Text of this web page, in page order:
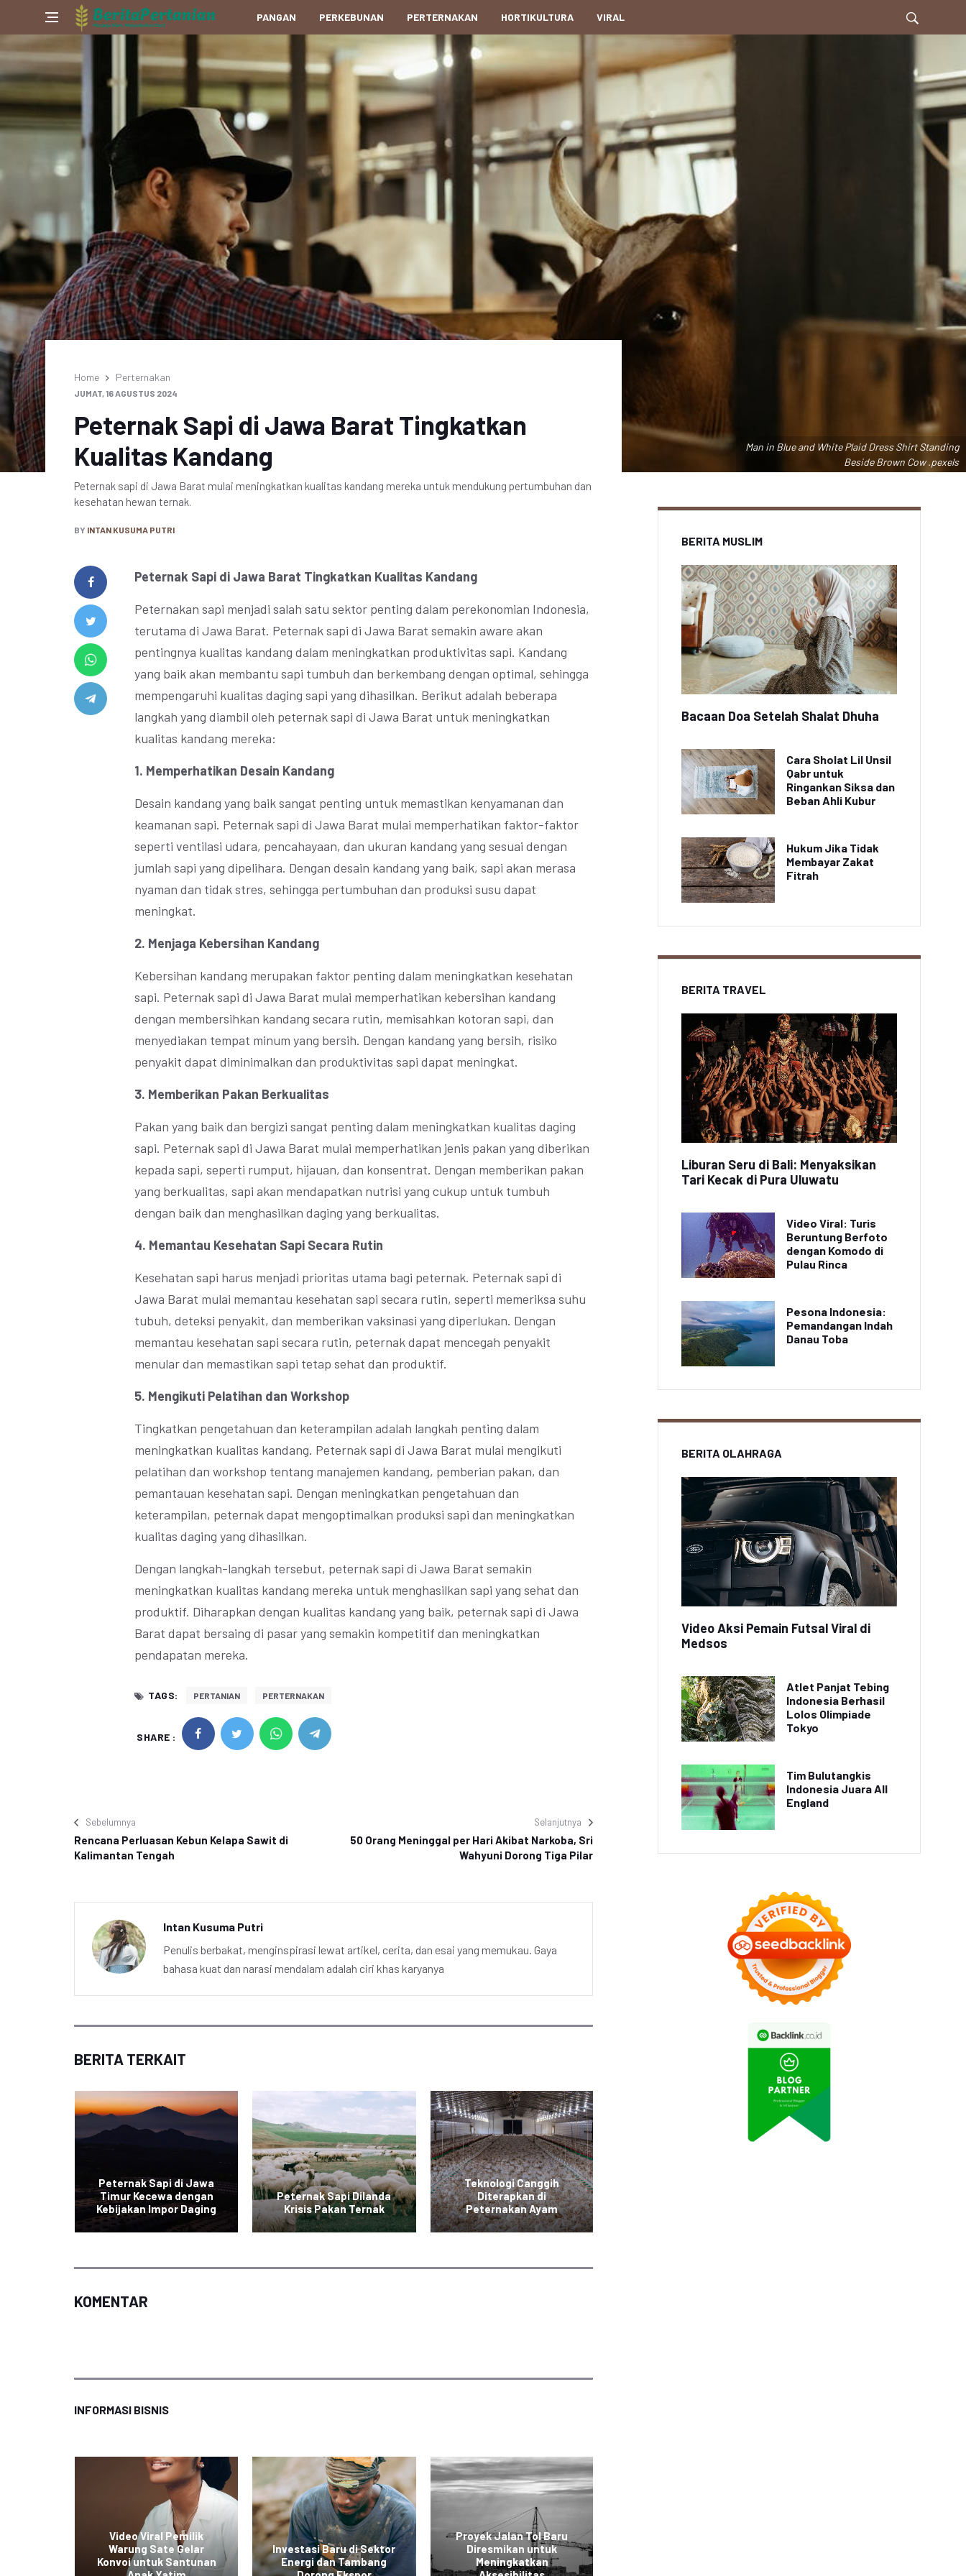
PANGAN PERKEBUNAN PERTERNAKAN HORTIKULTURA VIRAL
Man in Blue and White Plaid Dress Shirt Standing
Beside Brown Cow .pexels
Home Perternakan
JUMAT, 16 AGUSTUS 2024
Peternak Sapi di Jawa Barat Tingkatkan
Kualitas Kandang
Peternak sapi di Jawa Barat mulai meningkatkan kualitas kandang mereka untuk mendukung pertumbuhan dan
kesehatan hewan ternak.
BY INTAN KUSUMA PUTRI
Peternak Sapi di Jawa Barat Tingkatkan Kualitas Kandang
Peternakan sapi menjadi salah satu sektor penting dalam perekonomian Indonesia,
terutama di Jawa Barat. Peternak sapi di Jawa Barat semakin aware akan
pentingnya kualitas kandang dalam meningkatkan produktivitas sapi. Kandang
yang baik akan membantu sapi tumbuh dan berkembang dengan optimal, sehingga
mempengaruhi kualitas daging sapi yang dihasilkan. Berikut adalah beberapa
langkah yang diambil oleh peternak sapi di Jawa Barat untuk meningkatkan
kualitas kandang mereka:
1. Memperhatikan Desain Kandang
Desain kandang yang baik sangat penting untuk memastikan kenyamanan dan
keamanan sapi. Peternak sapi di Jawa Barat mulai memperhatikan faktor-faktor
seperti ventilasi udara, pencahayaan, dan ukuran kandang yang sesuai dengan
jumlah sapi yang dipelihara. Dengan desain kandang yang baik, sapi akan merasa
nyaman dan tidak stres, sehingga pertumbuhan dan produksi susu dapat
meningkat.
2. Menjaga Kebersihan Kandang
Kebersihan kandang merupakan faktor penting dalam meningkatkan kesehatan
sapi. Peternak sapi di Jawa Barat mulai memperhatikan kebersihan kandang
dengan membersihkan kandang secara rutin, memisahkan kotoran sapi, dan
menyediakan tempat minum yang bersih. Dengan kandang yang bersih, risiko
penyakit dapat diminimalkan dan produktivitas sapi dapat meningkat.
3. Memberikan Pakan Berkualitas
Pakan yang baik dan bergizi sangat penting dalam meningkatkan kualitas daging
sapi. Peternak sapi di Jawa Barat mulai memperhatikan jenis pakan yang diberikan
kepada sapi, seperti rumput, hijauan, dan konsentrat. Dengan memberikan pakan
yang berkualitas, sapi akan mendapatkan nutrisi yang cukup untuk tumbuh
dengan baik dan menghasilkan daging yang berkualitas.
4. Memantau Kesehatan Sapi Secara Rutin
Kesehatan sapi harus menjadi prioritas utama bagi peternak. Peternak sapi di
Jawa Barat mulai memantau kesehatan sapi secara rutin, seperti memeriksa suhu
tubuh, deteksi penyakit, dan memberikan vaksinasi yang diperlukan. Dengan
memantau kesehatan sapi secara rutin, peternak dapat mencegah penyakit
menular dan memastikan sapi tetap sehat dan produktif.
5. Mengikuti Pelatihan dan Workshop
Tingkatkan pengetahuan dan keterampilan adalah langkah penting dalam
meningkatkan kualitas kandang. Peternak sapi di Jawa Barat mulai mengikuti
pelatihan dan workshop tentang manajemen kandang, pemberian pakan, dan
pemantauan kesehatan sapi. Dengan meningkatkan pengetahuan dan
keterampilan, peternak dapat mengoptimalkan produksi sapi dan meningkatkan
kualitas daging yang dihasilkan.
Dengan langkah-langkah tersebut, peternak sapi di Jawa Barat semakin
meningkatkan kualitas kandang mereka untuk menghasilkan sapi yang sehat dan
produktif. Diharapkan dengan kualitas kandang yang baik, peternak sapi di Jawa
Barat dapat bersaing di pasar yang semakin kompetitif dan meningkatkan
pendapatan mereka.
TAGS: PERTANIAN PERTERNAKAN
SHARE :
Sebelumnya
Rencana Perluasan Kebun Kelapa Sawit di
Kalimantan Tengah
Selanjutnya
50 Orang Meninggal per Hari Akibat Narkoba, Sri
Wahyuni Dorong Tiga Pilar
Intan Kusuma Putri
Penulis berbakat, menginspirasi lewat artikel, cerita, dan esai yang memukau. Gaya
bahasa kuat dan narasi mendalam adalah ciri khas karyanya
BERITA TERKAIT
Peternak Sapi di Jawa
Timur Kecewa dengan
Kebijakan Impor Daging
Peternak Sapi Dilanda
Krisis Pakan Ternak
Teknologi Canggih
Diterapkan di
Peternakan Ayam
KOMENTAR
INFORMASI BISNIS
Video Viral Pemilik
Warung Sate Gelar
Konvoi untuk Santunan
Investasi Baru di Sektor
Energi dan Tambang
Proyek Jalan Tol Baru
Diresmikan untuk
Meningkatkan
BERITA MUSLIM
Bacaan Doa Setelah Shalat Dhuha
Cara Sholat Lil Unsil
Qabr untuk
Ringankan Siksa dan
Beban Ahli Kubur
Hukum Jika Tidak
Membayar Zakat
Fitrah
BERITA TRAVEL
Liburan Seru di Bali: Menyaksikan
Tari Kecak di Pura Uluwatu
Video Viral: Turis
Beruntung Berfoto
dengan Komodo di
Pulau Rinca
Pesona Indonesia:
Pemandangan Indah
Danau Toba
BERITA OLAHRAGA
Video Aksi Pemain Futsal Viral di
Medsos
Atlet Panjat Tebing
Indonesia Berhasil
Lolos Olimpiade
Tokyo
Tim Bulutangkis
Indonesia Juara All
England